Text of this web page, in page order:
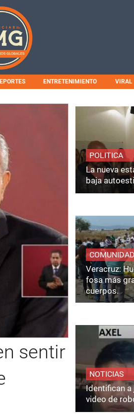
ENTRETENIMIENTO VIRAL
sentir
POLITICA
La nueva
baja
Veracruz:
fosa más
cuerpos.
NOTICIAS
Identifican a
video de